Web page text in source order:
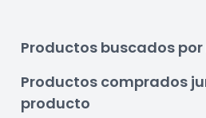
Productos buscados
Productos comprados
producto